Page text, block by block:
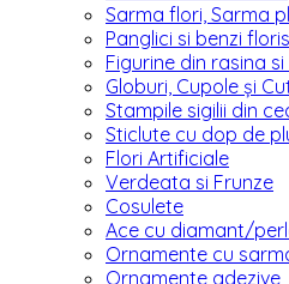
Sarma flori, Sarma
Panglici si benzi
Figurine din rasina
Globuri, Cupole și
Stampile sigilii din
Sticlute cu dop de
Flori Artificiale
Verdeata si Frunze
Cosulete
Ace cu diamant/
Ornamente cu
Ornamente adezive